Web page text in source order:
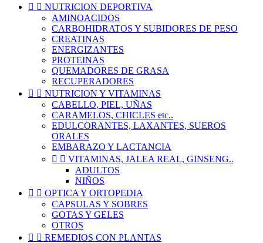
  NUTRICION DEPORTIVA
AMINOACIDOS
CARBOHIDRATOS Y SUBIDORES DE PESO
CREATINAS
ENERGIZANTES
PROTEINAS
QUEMADORES DE GRASA
RECUPERADORES
  NUTRICION Y VITAMINAS
CABELLO, PIEL, UÑAS
CARAMELOS, CHICLES etc..
EDULCORANTES, LAXANTES, SUEROS
ORALES
EMBARAZO Y LACTANCIA
  VITAMINAS, JALEA REAL, GINSENG..
ADULTOS
NIÑOS
  OPTICA Y ORTOPEDIA
CAPSULAS Y SOBRES
GOTAS Y GELES
OTROS
  REMEDIOS CON PLANTAS